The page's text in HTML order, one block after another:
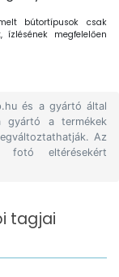
bútortípusok csak
megfelelően
és a gyártó által
gyártó a termékek
Az
fotó eltérésekért
tagjai